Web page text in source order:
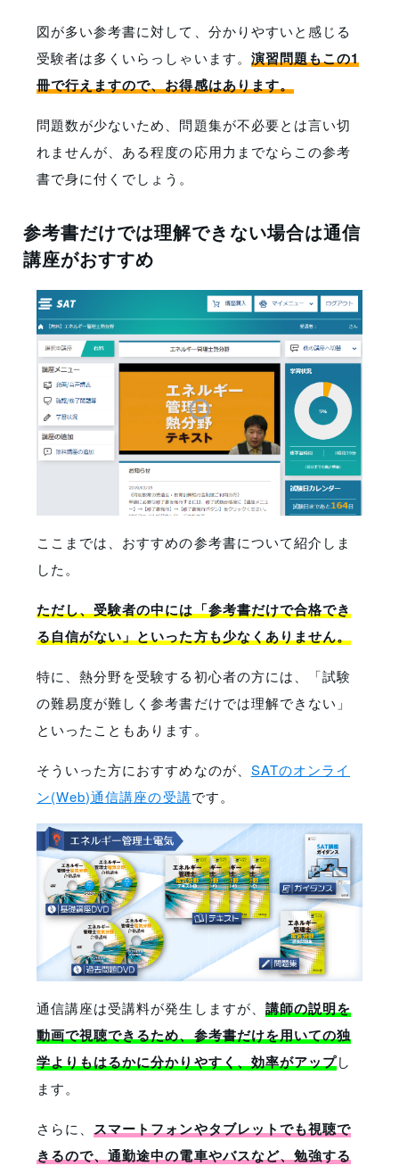
図が多い参考書に対して、分かりやすいと感じる
受験者は多くいらっしゃいます。 演習問題もこの1
冊で行えますので、お得感はあります。
問題数が少ないため、問題集が不必要とは言い切
れませんが、ある程度の応用力までならこの参考
書で身に付くでしょう。
参考書だけでは理解できない場合は通信
講座がおすすめ
ここまでは、おすすめの参考書について紹介しま
した。
ただし、受験者の中には「参考書だけで合格でき
る自信がない」といった方も少なくありません。
特に、熱分野を受験する初心者の方には、「試験
の難易度が難しく参考書だけでは理解できない」
といったこともあります。
そういった方におすすめなのが、 SATのオンライ
ン(Web)通信講座の受講です。
通信講座は受講料が発生しますが、 講師の説明を
動画で視聴できるため、参考書だけを用いての独
学よりもはるかに分かりやすく、効率がアップし
ます。
さらに、 スマートフォンやタブレットでも視聴で
きるので、通勤途中の電車やバスなど、勉強する